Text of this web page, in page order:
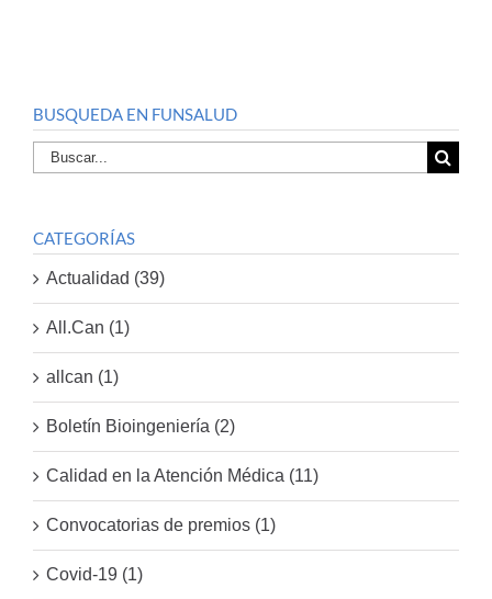
BUSQUEDA EN FUNSALUD
Buscar
por:
CATEGORÍAS
Actualidad (39)
All.Can (1)
allcan (1)
Boletín Bioingeniería (2)
Calidad en la Atención Médica (11)
Convocatorias de premios (1)
Covid-19 (1)